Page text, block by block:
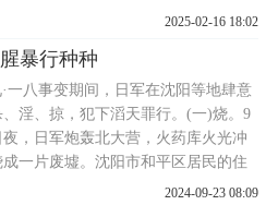
席卷大半个太平洋，并计划将魔爪
国远东舰队就成了日本扩张的最大阻
了消灭该地区的英国海军，日本谋划
在南亚的英国
2025-02-16 18:02
暴行种种
·一八事变期间，日军在沈阳等地肆意
淫、掠，犯下滔天罪行。(一)烧。9
夜，日军炮轰北大营，火药库火光冲
成一片废墟。沈阳市和平区居民的住
被炮击，房屋被烧毁，受害居民流离
2024-09-23 08:09